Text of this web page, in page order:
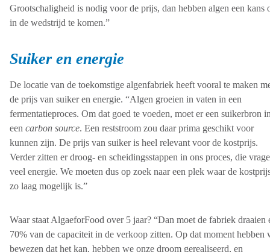
Grootschaligheid is nodig voor de prijs, dan hebben algen een kans
in de wedstrijd te komen.”
Suiker en energie
De locatie van de toekomstige algenfabriek heeft vooral te maken
de prijs van suiker en energie. “Algen groeien in vaten in een
fermentatieproces. Om dat goed te voeden, moet er een suikerbron
een carbon source. Een reststroom zou daar prima geschikt voor
kunnen zijn. De prijs van suiker is heel relevant voor de kostprijs.
Verder zitten er droog- en scheidingsstappen in ons proces, die
veel energie. We moeten dus op zoek naar een plek waar de
zo laag mogelijk is.”
Waar staat AlgaeforFood over 5 jaar? “Dan moet de fabriek draaien
70% van de capaciteit in de verkoop zitten. Op dat moment hebben
bewezen dat het kan, hebben we onze droom gerealiseerd, en